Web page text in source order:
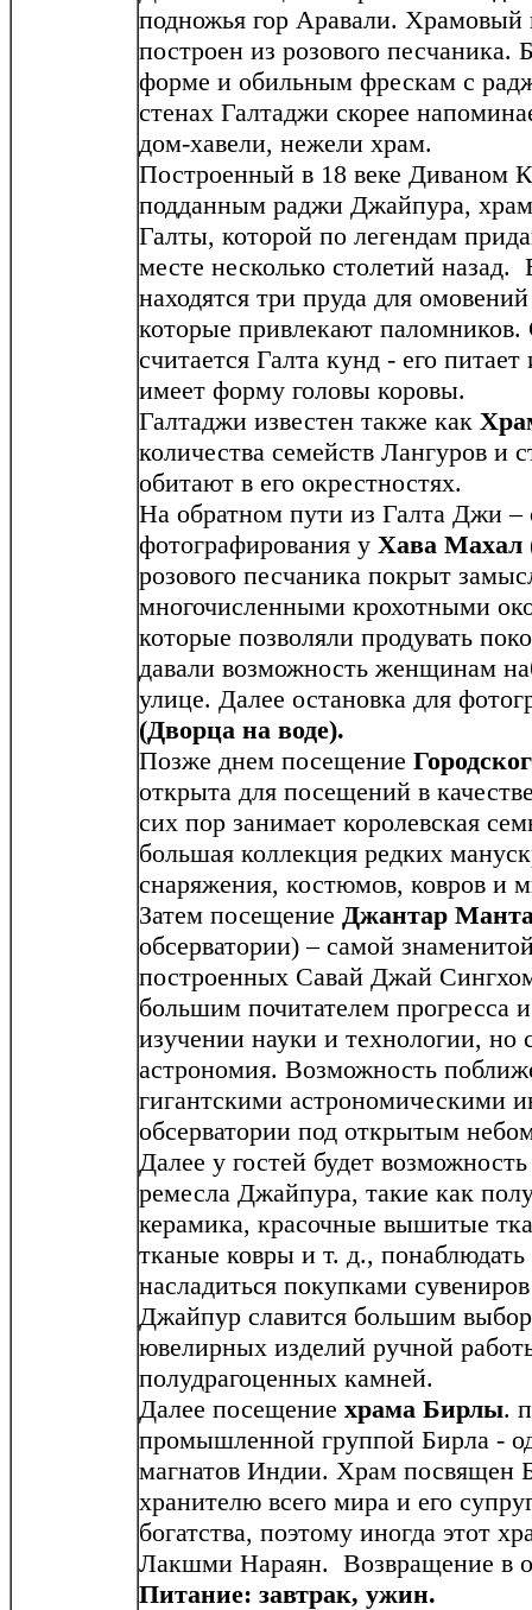
подножья гор Аравали. Храмовый
построен из розового песчаника.
форме и обильным фрескам с
стенах Галтаджи скорее
дом-хавели, нежели храм.
Построенный в 18 веке Диваном
подданным раджи Джайпура, храм
Галты, которой по легендам
месте несколько столетий
находятся три пруда для
которые привлекают
считается Галта кунд - его
имеет форму головы коровы.
Галтаджи известен также как
количества семейств Лангуров и
обитают в его окрестностях.
На обратном пути из Галта Джи –
фотографирования у Хава Махал
розового песчаника покрыт
многочисленными крохотными
которые позволяли продувать
давали возможность женщинам
улице. Далее остановка для
(Дворца на воде).
Позже днем посещение
открыта для посещений в
сих пор занимает королевская
большая коллекция редких
снаряжения, костюмов, ковров и
Затем посещение Джантар
обсерватории) – самой
построенных Савай Джай
большим почитателем прогресса
изучении науки и технологии, но
астрономия. Возможность
гигантскими астрономическими
обсерватории под открытым
Далее у гостей будет
ремесла Джайпура, такие как
керамика, красочные вышитые
тканые ковры и т. д.,
насладиться покупками
Джайпур славится большим
ювелирных изделий ручной
полудрагоценных камней.
Далее посещение храма Бирлы.
промышленной группой Бирла -
магнатов Индии. Храм посвящен
хранителю всего мира и его
богатства, поэтому иногда этот
Лакшми Нараян. Возвращение в
Питание: завтрак, ужин.